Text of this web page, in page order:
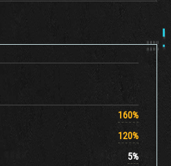
160%
120%
5%